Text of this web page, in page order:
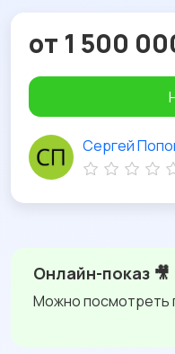
Онлайн-показ 🎥
Можно посмотреть
от 1 500
Сергей